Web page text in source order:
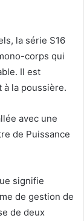
la série S16
corps qui
Il est
à la poussière.
avec une
de Puissance
signifie
de gestion de
de deux